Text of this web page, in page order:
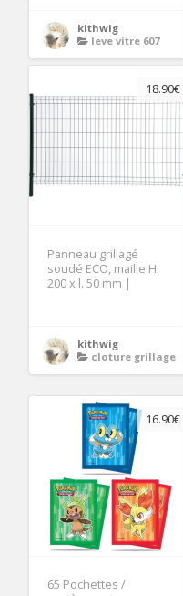
kithwig
leve vitre 607
18.90€
Panneau grillagé
soudé ECO, maille H.
200 x l. 50 mm |
kithwig
cloture grillage
16.90€
65 Pochettes /